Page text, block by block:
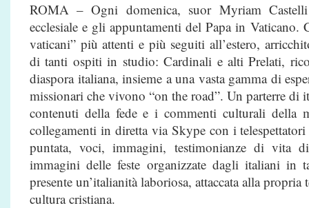
ROMA – Ogni domenica, suor Myriam
ecclesiale e gli appuntamenti del Papa in
vaticani” più attenti e più seguiti all’estero,
di tanti ospiti in studio: Cardinali e alti Prelati,
diaspora italiana, insieme a una vasta gamma di
missionari che vivono “on the road”. Un parterre di
contenuti della fede e i commenti culturali della
collegamenti in diretta via Skype con i
puntata, voci, immagini, testimonianze di vita
immagini delle feste organizzate dagli italiani in
presente un’italianità laboriosa, attaccata alla
cultura cristiana.